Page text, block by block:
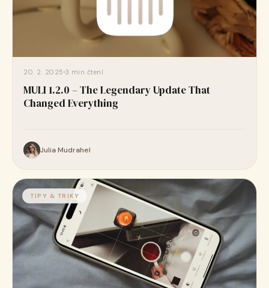
20. 2. 2025 3 min čtení
MULI 1.2.0 – The Legendary Update That
Changed Everything
Julia Mudrahel
TIPY & TRIKY